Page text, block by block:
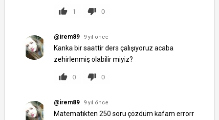
1 0
@irem89 9 yıl önce
Kanka bir saattir ders çalışıyoruz acaba
zehirlenmiş olabilir miyiz?
0 0
@irem89 9 yıl önce
Matematikten 250 soru çözdüm kafam errorr